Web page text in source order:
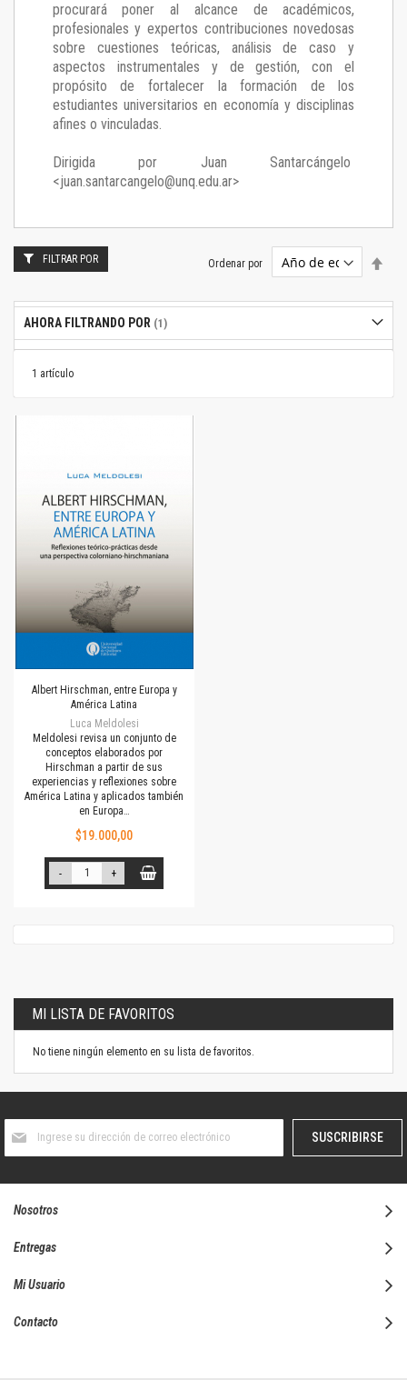
procurará poner al alcance de académicos,
profesionales y expertos contribuciones novedosas
sobre cuestiones teóricas, análisis de caso y
aspectos instrumentales y de gestión, con el
propósito de fortalecer la formación de los
estudiantes universitarios en economía y disciplinas
afines o vinculadas.
Dirigida por Juan Santarcángelo
<juan.santarcangelo@unq.edu.ar>
1 artículo
Ordenar por
Albert Hirschman, entre Europa y
América Latina
Luca Meldolesi
Meldolesi revisa un conjunto de
conceptos elaborados por
Hirschman a partir de sus
experiencias y reflexiones sobre
América Latina y aplicados también
en Europa…
$19.000,00
- +
FILTRAR POR
AHORA FILTRANDO POR
MI LISTA DE FAVORITOS
No tiene ningún elemento en su lista de favoritos.
boletín
SUSCRIBIRSE
Nosotros
Entregas
Mi Usuario
Contacto